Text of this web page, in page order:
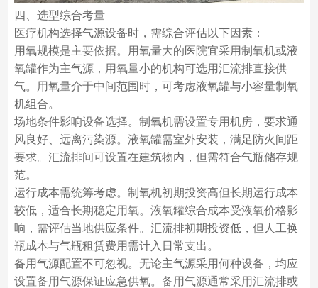
四、选型综合考量
医疗机构选择气源设备时，需综合评估以下因素：
用氧规模是主要依据。用氧量大的医院宜采用制氧机或液
氧罐作为主气源，用氧量小的机构可选用汇流排直接供
气。用氧量介于中间范围时，可考虑液氧罐与小容量制氧
机组合。
场地条件影响设备选择。制氧机需设置专用机房，要求通
风良好、远离污染源。液氧罐需室外安装，满足防火间距
要求。汇流排间可设置在建筑物内，但需符合气瓶储存规
范。
运行成本需统筹考虑。制氧机初期投资高但长期运行成本
较低，适合长期稳定用氧。液氧罐综合成本受液氧价格影
响，需评估当地供应条件。汇流排初期投资低，但人工换
瓶成本与气瓶租赁费用需计入日常支出。
备用气源配置不可忽视。无论主气源采用何种设备，均应
设置备用气源保证应急供氧。备用气源通常采用汇流排或